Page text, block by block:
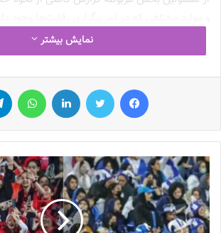
وی گفت: یکی از مهمترین نکاتی که در لیگ
فقط سه تیم ملوان، سپاهان و پیکان حضور
نیز فعال هستند. امیدوار هستم که دیگر
زنان فعال تر شوند.
نوشته های مشابه
چالش هاى ليست جدید
زنان
نمایش بیشتر